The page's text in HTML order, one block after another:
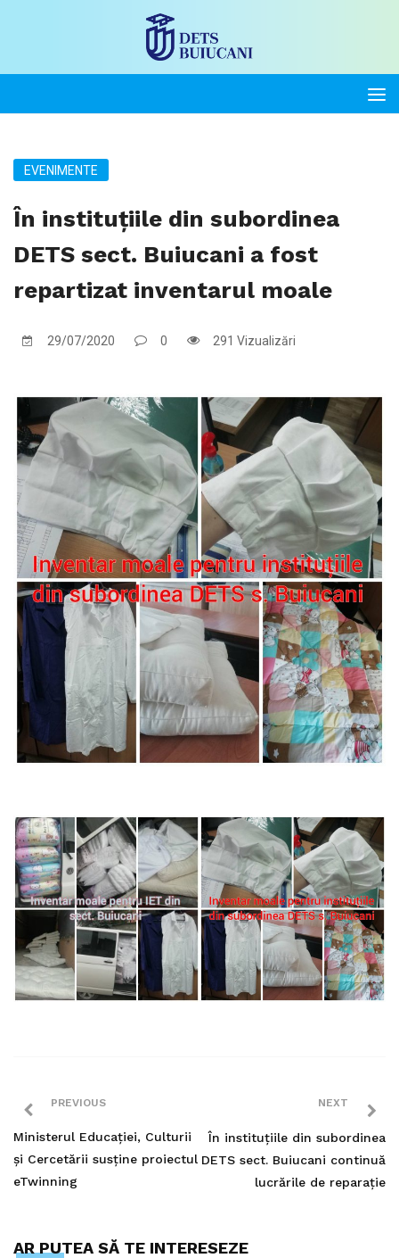
EVENIMENTE
În instituțiile din subordinea
DETS sect. Buiucani a fost
repartizat inventarul moale
29/07/2020 0 291 Vizualizări
PREVIOUS
Ministerul Educației, Culturii
și Cercetării susține proiectul
eTwinning
NEXT
În instituțiile din subordinea
DETS sect. Buiucani continuă
lucrările de reparație
AR PUTEA SĂ TE INTERESEZE